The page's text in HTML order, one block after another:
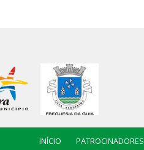
INÍCIO PATROCINADORES